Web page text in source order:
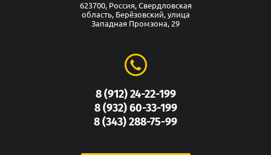
623700, Россия, Свердловская
область, Берёзовский, улица
Западная Промзона, 29
8 (912) 24-22-199
8 (932) 60-33-199
8 (343) 288-75-99